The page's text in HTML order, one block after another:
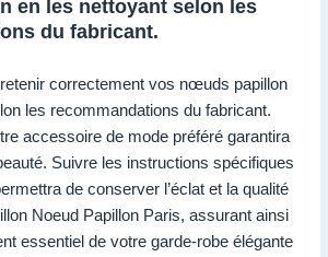
en les nettoyant selon les
du fabricant.
correctement vos nœuds papillon
les recommandations du fabricant.
accessoire de mode préféré garantira
Suivre les instructions spécifiques
de conserver l’éclat et la qualité
Noeud Papillon Paris, assurant ainsi
essentiel de votre garde-robe élégante